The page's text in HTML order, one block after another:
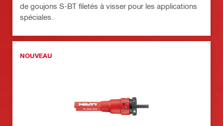
de goujons S-BT filetés à visser pour les applications
spéciales.
NOUVEAU